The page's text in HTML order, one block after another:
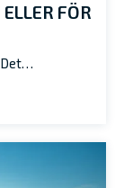
FÖR
Det…